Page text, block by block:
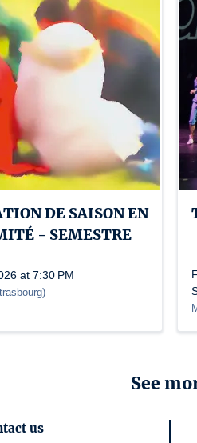
DE SAISON EN
- SEMESTRE
at 7:30 PM
)
See
us